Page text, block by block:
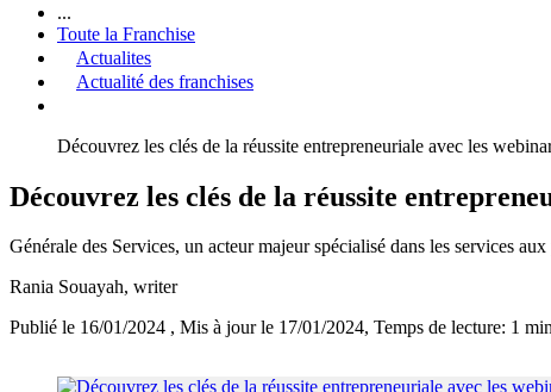
...
Toute la Franchise
Actualites
Actualité des franchises
Découvrez les clés de la réussite entrepreneuriale avec les
Découvrez les clés de la réussite
Générale des Services, un acteur majeur spécialisé dans les services
Rania Souayah, writer
Publié le 16/01/2024 , Mis à jour le 17/01/2024, Temps de lecture: 1